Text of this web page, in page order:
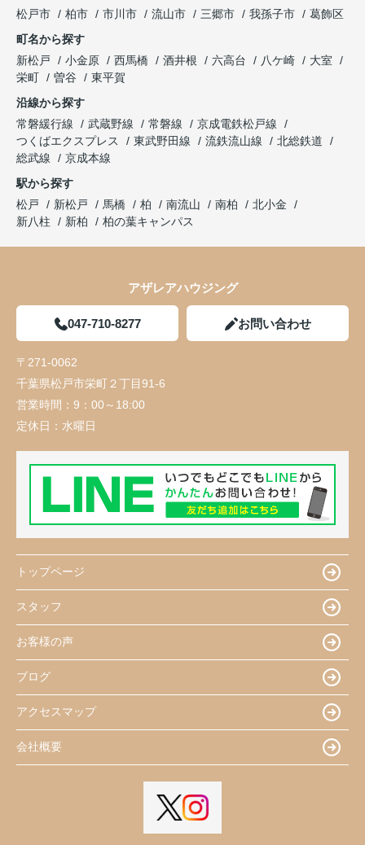
松戸市
柏市 市川市 流山市 三郷市 我孫子市
葛飾区
町名から探す
新松戸
小金原 西馬橋 酒井根 六高台 八ケ崎
大室
栄町
曽谷
東平賀
沿線から探す
常磐緩行線
武蔵野線 常磐線
京成電鉄松戸線
つくばエクスプレス
東武野田線 流鉄流山線
北総鉄道
総武線
京成本線
駅から探す
松戸
新松戸 馬橋 柏 南流山 南柏
北小金
新八柱
新柏 柏の葉キャンパス
アザレアハウジング
047-710-8277 お問い合わせ
〒271-0062
千葉県松戸市栄町２丁目91-6
営業時間： 9：00～18:00
定休日： 水曜日
トップページ
スタッフ
お客様の声
ブログ
アクセスマップ
会社概要